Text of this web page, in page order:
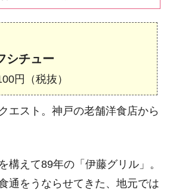
シチュー
円（税抜）
エスト。神戸の老舗洋食店から
構えて89年の「伊藤グリル」。
通をうならせてきた、地元では